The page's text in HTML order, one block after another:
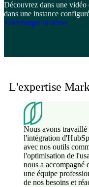
Découvrez dans une
dans une instance
Télécharger la démo
L'expertise
Nous avons
l'intégration
avec nos outils
l'optimisation de
nous a accompagné
une équipe
de nos besoins et